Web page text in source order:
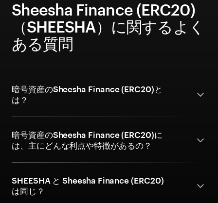
Sheesha Finance (ERC20)
（SHEESHA）に関するよく
ある質問
暗号資産のSheesha Finance (ERC20)と
は？
暗号資産のSheesha Finance (ERC20)に
は、主にどんな利点や特徴があるの？
SHEESHA と Sheesha Finance (ERC20)
は同じ？